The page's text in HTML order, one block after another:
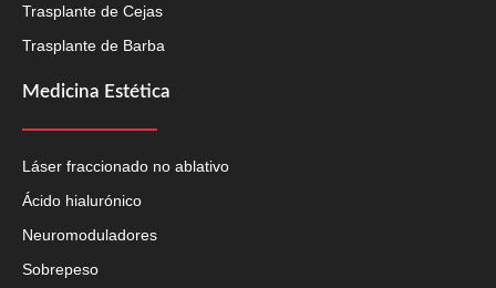
Trasplante de Cejas
Trasplante de Barba
Medicina Estética
Láser fraccionado no ablativo
Ácido hialurónico
Neuromoduladores
Sobrepeso